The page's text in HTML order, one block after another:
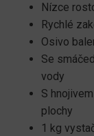
Nízce
Rychlé
Osivo
Se
vody
S
plochy
1 kg